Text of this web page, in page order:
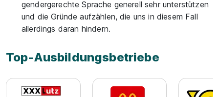
gendergerechte Sprache generell sehr unterstützen
und die Gründe aufzählen, die uns in diesem Fall
allerdings daran hindern.
Top-Ausbildungsbetriebe